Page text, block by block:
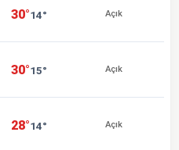
30°14° Açık
30°15° Açık
28°14° Açık